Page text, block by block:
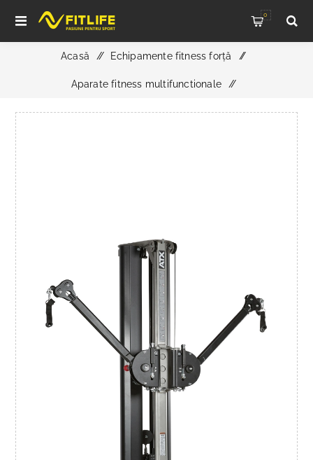
0
Acasă / Echipamente fitness forță /
Aparate fitness multifunctionale /
ATX® Multi Stație de Tracțiune - Functional Trainer - pentru